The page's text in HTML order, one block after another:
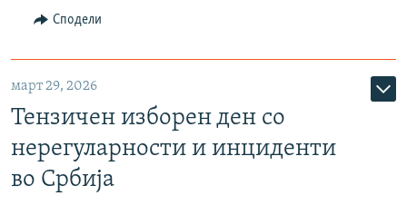
Сподели
март 29, 2026
Тензичен изборен ден со
нерегуларности и инциденти
во Србија